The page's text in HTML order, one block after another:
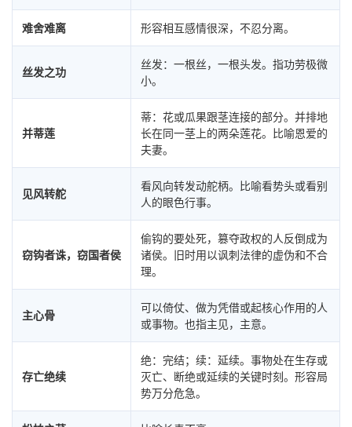
难舍难离 形容相互感情很深，不忍分离。
丝发之功
丝发：一根丝，一根头发。指功劳极微
小。
并蒂莲
蒂：花或瓜果跟茎连接的部分。并排地
长在同一茎上的两朵莲花。比喻恩爱的
夫妻。
见风转舵
看风向转发动舵柄。比喻看势头或看别
人的眼色行事。
窃钩者诛，窃国者侯
偷钩的要处死，篡夺政权的人反倒成为
诸侯。旧时用以讽刺法律的虚伪和不合
理。
主心骨
可以倚仗、做为凭借或起核心作用的人
或事物。也指主见，主意。
存亡绝续
绝：完结；续：延续。事物处在生存或
灭亡、断绝或延续的关键时刻。形容局
势万分危急。